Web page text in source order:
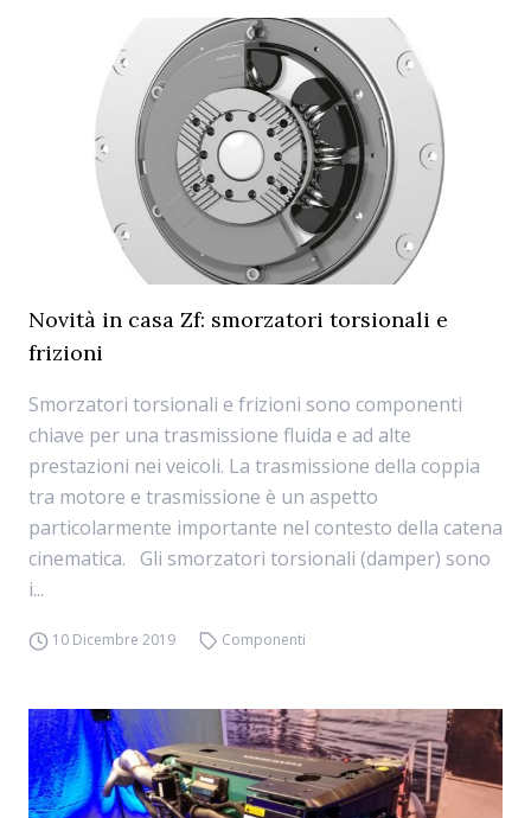
Novità in casa Zf: smorzatori torsionali e
frizioni
Smorzatori torsionali e frizioni sono componenti
chiave per una trasmissione fluida e ad alte
prestazioni nei veicoli. La trasmissione della coppia
tra motore e trasmissione è un aspetto
particolarmente importante nel contesto della catena
cinematica. Gli smorzatori torsionali (damper) sono
i...
10 Dicembre 2019 Componenti